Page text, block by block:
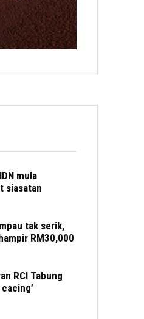
mula
siasatan
tak serik,
RM30,000
RCI Tabung